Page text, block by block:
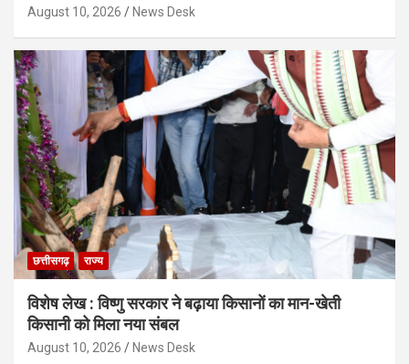
August 10, 2026 News Desk
छत्तीसगढ़ राज्य
विशेष लेख : विष्णु सरकार ने बढ़ाया किसानों का मान-खेती
किसानी को मिला नया संबल
August 10, 2026 News Desk